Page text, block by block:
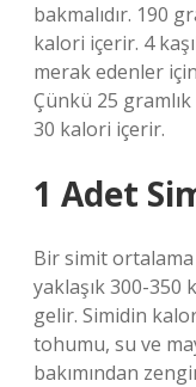
bakmalıdır. 190
kalori içerir. 4
merak edenler
Çünkü 25 gramlık
30 kalori içerir.
1 Adet
Bir simit ortalama
yaklaşık 300-350
gelir. Simidin
tohumu, su ve
bakımından